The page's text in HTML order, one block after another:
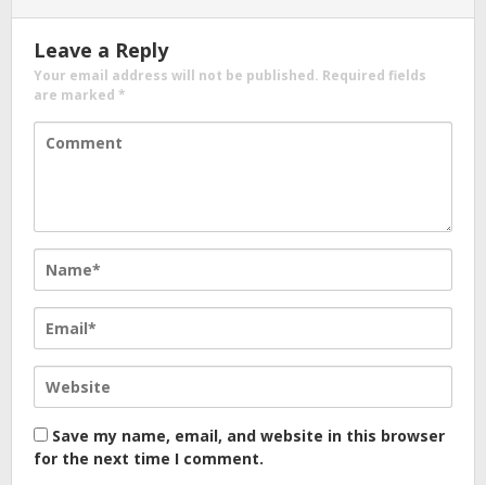
Leave a Reply
Your email address will not be published. Required fields
are marked *
Save my name, email, and website in this browser
for the next time I comment.